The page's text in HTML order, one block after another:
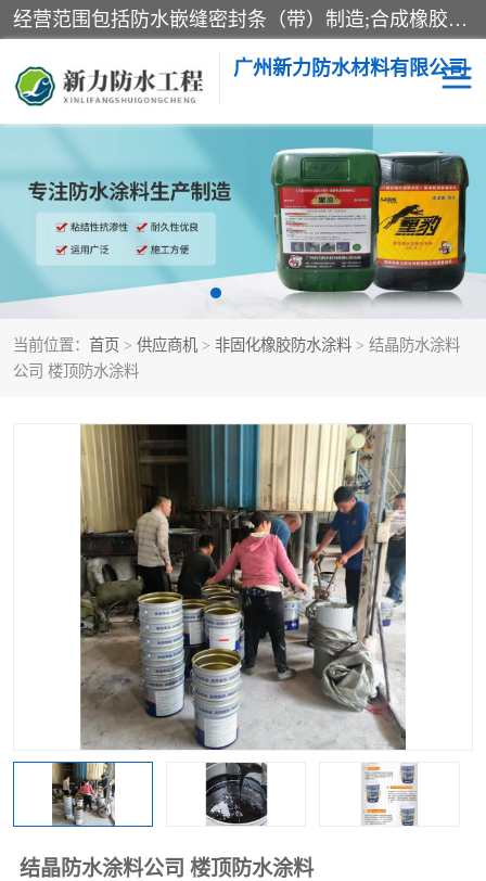
经营范围包括防水嵌缝密封条（带）制造;合成橡胶制造（监控化学品、危险化学品除外）;沥青混合物制造;防水胶粘带制造;其他合成材料制造（监控化学品、危险化学品除外）;涂料制造（监控化学品、危险化学品除外）;建筑结构防水补漏;防水建筑材料制造;粘合剂制造（监控化学品、危险化学品除外）;涂料零售;广州新力防水材料有限公司具有1处分支机构。
广州新力防水材料有限公司
当前位置： 首页 > 供应商机 > 非固化橡胶防水涂料 > 结晶防水涂料
公司 楼顶防水涂料
结晶防水涂料公司 楼顶防水涂料
黑豹防水胶 建筑108胶水
乳化沥青防水涂料 自粘卷材
非固化橡胶防水涂料